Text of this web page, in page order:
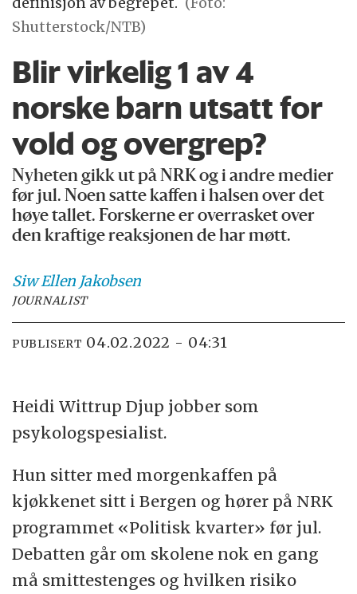
Shutterstock/NTB)
Blir virkelig 1 av 4
norske barn utsatt for
vold og overgrep?
Nyheten gikk ut på NRK og i andre medier
før jul. Noen satte kaffen i halsen over det
høye tallet. Forskerne er overrasket over
den kraftige reaksjonen de har møtt.
Siw Ellen Jakobsen
JOURNALIST
PUBLISERT 04.02.2022 - 04:31
Heidi Wittrup Djup jobber som
psykologspesialist.
Hun sitter med morgenkaffen på
kjøkkenet sitt i Bergen og hører på NRK
programmet «Politisk kvarter» før jul.
Debatten går om skolene nok en gang
må smittestenges og hvilken risiko